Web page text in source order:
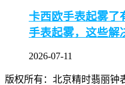
卡西欧手表起雾了
手表起雾，这些解
2026-07-11
版权所有：北京精时翡丽钟